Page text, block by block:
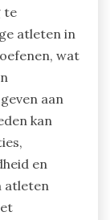
te
atleten in
wat
aan
kan
en
atleten